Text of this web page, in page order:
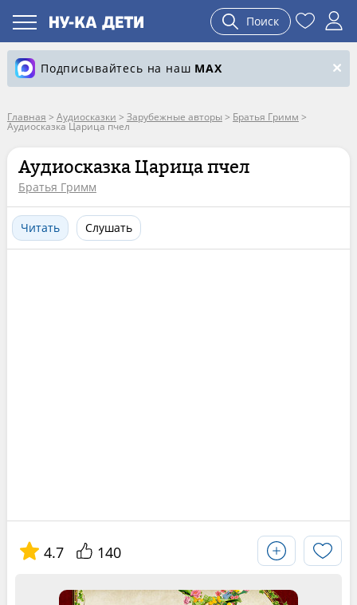
Поиск
Подписывайтесь на наш MAX
Главная > Аудиосказки > Зарубежные авторы > Братья Гримм >
Аудиосказка Царица пчел
Аудиосказка Царица пчел
Братья Гримм
Читать Слушать
4.7 140